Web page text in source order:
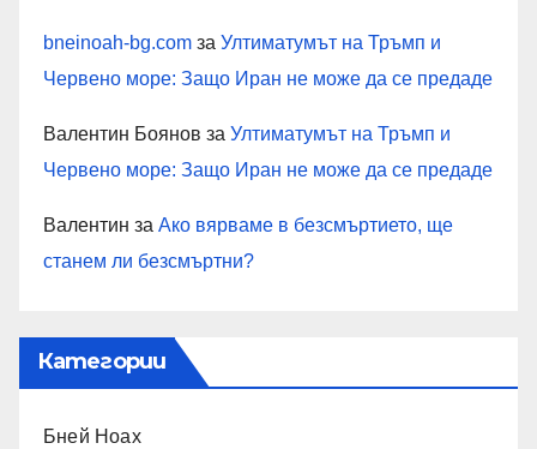
bneinoah-bg.com за Ултиматумът на Тръмп и
Червено море: Защо Иран не може да се предаде
Валентин Боянов за Ултиматумът на Тръмп и
Червено море: Защо Иран не може да се предаде
Валентин за Ако вярваме в безсмъртието, ще
станем ли безсмъртни?
Категории
Бней Ноах